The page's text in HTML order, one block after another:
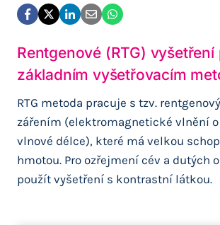
Rentgenové (RTG) vyšetření
základním vyšetřovacím
RTG metoda pracuje s tzv.
zářením (elektromagnetické vlnění
vlnové délce), které má velkou
hmotou. Pro ozřejmení cév a dutých
použít vyšetření s kontrastní látkou.